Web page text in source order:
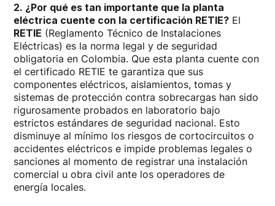
2. ¿Por qué es tan importante que la planta
eléctrica cuente con la certificación RETIE?El
RETIE (Reglamento Técnico de Instalaciones
Eléctricas) es la norma legal y de seguridad
obligatoria en Colombia. Que esta planta cuente con
el certificado RETIE te garantiza que sus
componentes eléctricos, aislamientos, tomas y
sistemas de protección contra sobrecargas han sido
rigurosamente probados en laboratorio bajo
estrictos estándares de seguridad nacional. Esto
disminuye al mínimo los riesgos de cortocircuitos o
accidentes eléctricos e impide problemas legales o
sanciones al momento de registrar una instalación
comercial u obra civil ante los operadores de
energía locales.